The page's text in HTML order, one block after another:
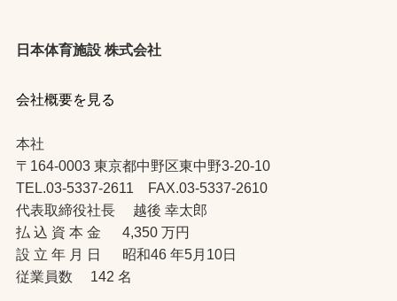
日本体育施設 株式会社
会社概要を見る
本社
〒164-0003 東京都中野区東中野3-20-10
TEL.03-5337-2611 FAX.03-5337-2610
代表取締役社長 越後 幸太郎
払 込 資 本 金 4,350 万円
設 立 年 月 日 昭和46 年5月10日
従業員数 142 名